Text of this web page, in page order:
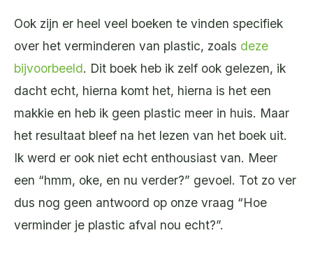
Ook zijn er heel veel boeken te vinden specifiek
over het verminderen van plastic, zoals deze
bijvoorbeeld. Dit boek heb ik zelf ook gelezen, ik
dacht echt, hierna komt het, hierna is het een
makkie en heb ik geen plastic meer in huis. Maar
het resultaat bleef na het lezen van het boek uit.
Ik werd er ook niet echt enthousiast van. Meer
een “hmm, oke, en nu verder?” gevoel. Tot zo ver
dus nog geen antwoord op onze vraag “Hoe
verminder je plastic afval nou echt?”.